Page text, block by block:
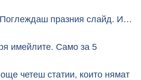
празния слайд. И…
имейлите. Само за 5
четеш статии, които нямат